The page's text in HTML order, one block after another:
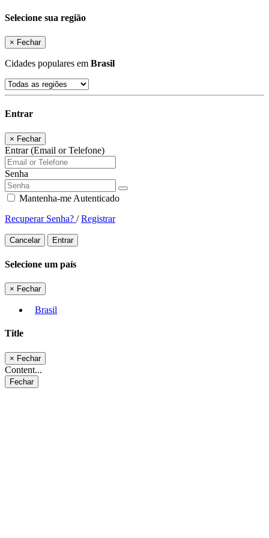
Selecione sua região
× Fechar
Cidades populares em Brasil
Entrar
× Fechar
Entrar (Email or Telefone)
Senha
Mantenha-me Autenticado
Recuperar Senha? /Registrar
Cancelar Entrar
Selecione um país
× Fechar
Brasil
Title
× Fechar
Content...
Fechar